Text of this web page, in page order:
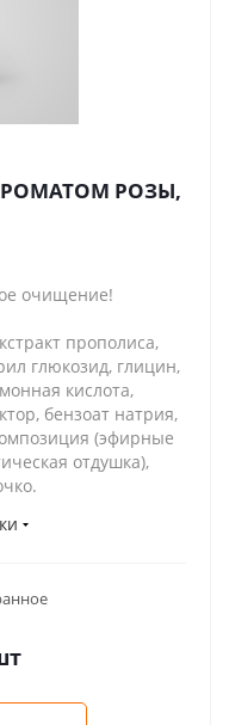
РОЗЫ,
очищение!
прополиса,
глюкозид, глицин,
кислота,
бензоат натрия,
(эфирные
отдушка),